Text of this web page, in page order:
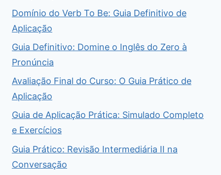
Domínio do Verb To Be: Guia Definitivo de
Aplicação
Guia Definitivo: Domine o Inglês do Zero à
Pronúncia
Avaliação Final do Curso: O Guia Prático de
Aplicação
Guia de Aplicação Prática: Simulado Completo
e Exercícios
Guia Prático: Revisão Intermediária II na
Conversação